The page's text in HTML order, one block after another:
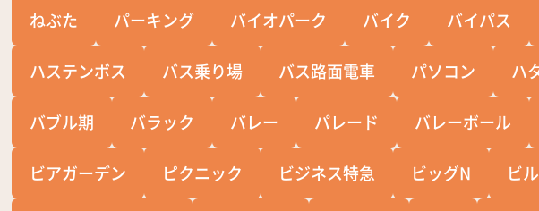
ねぶた パーキング バイオパーク バイク バイパス
ハステンボス バス乗り場 バス路面電車 パソコン ハ
バブル期 バラック バレー パレード バレーボール
ビアガーデン ピクニック ビジネス特急 ビッグN ビル